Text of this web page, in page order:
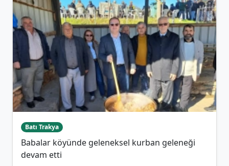
Batı Trakya
Babalar köyünde geleneksel kurban geleneği
devam etti